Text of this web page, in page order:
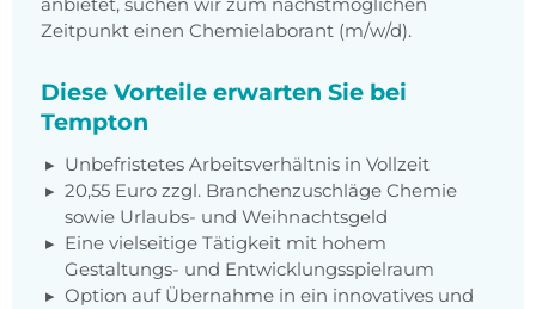
anbietet, suchen wir zum nächstmöglichen
Zeitpunkt einen Chemielaborant (m/w/d).
Diese Vorteile erwarten Sie bei
Tempton
Unbefristetes Arbeitsverhältnis in Vollzeit
20,55 Euro zzgl. Branchenzuschläge Chemie
sowie Urlaubs- und Weihnachtsgeld
Eine vielseitige Tätigkeit mit hohem
Gestaltungs- und Entwicklungsspielraum
Option auf Übernahme in ein innovatives und